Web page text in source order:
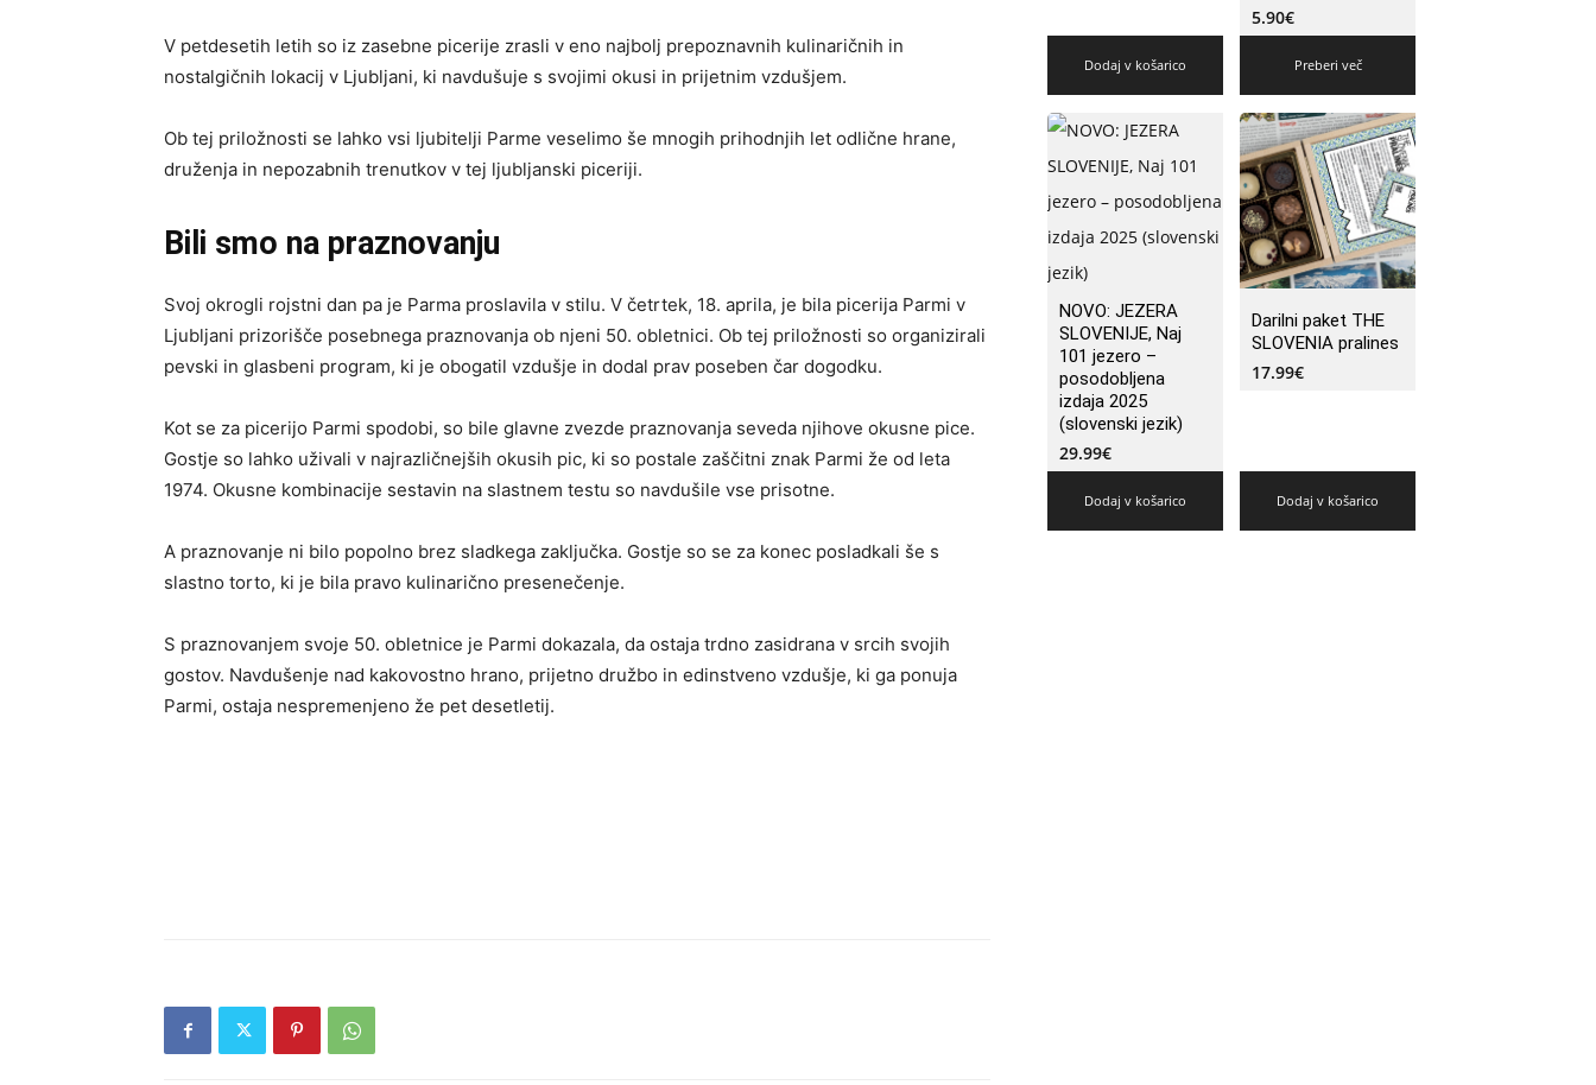
V petdesetih letih so iz zasebne picerije zrasli v eno najbolj prepoznavnih kulinaričnih in
nostalgičnih lokacij v Ljubljani, ki navdušuje s svojimi okusi in prijetnim vzdušjem.
Ob tej priložnosti se lahko vsi ljubitelji Parme veselimo še mnogih prihodnjih let odlične hrane,
druženja in nepozabnih trenutkov v tej ljubljanski piceriji.
Bili smo na praznovanju
Svoj okrogli rojstni dan pa je Parma proslavila v stilu. V četrtek, 18. aprila, je bila picerija Parmi v
Ljubljani prizorišče posebnega praznovanja ob njeni 50. obletnici. Ob tej priložnosti so organizirali
pevski in glasbeni program, ki je obogatil vzdušje in dodal prav poseben čar dogodku.
Kot se za picerijo Parmi spodobi, so bile glavne zvezde praznovanja seveda njihove okusne pice.
Gostje so lahko uživali v najrazličnejših okusih pic, ki so postale zaščitni znak Parmi že od leta
1974. Okusne kombinacije sestavin na slastnem testu so navdušile vse prisotne.
A praznovanje ni bilo popolno brez sladkega zaključka. Gostje so se za konec posladkali še s
slastno torto, ki je bila pravo kulinarično presenečenje.
S praznovanjem svoje 50. obletnice je Parmi dokazala, da ostaja trdno zasidrana v srcih svojih
gostov. Navdušenje nad kakovostno hrano, prijetno družbo in edinstveno vzdušje, ki ga ponuja
Parmi, ostaja nespremenjeno že pet desetletij.
Dodaj v košarico
5.90€
Preberi več
NOVO: JEZERA
SLOVENIJE, Naj
101 jezero –
posodobljena
izdaja 2025
(slovenski jezik)
29.99€
Dodaj v košarico
Darilni paket THE
SLOVENIA pralines
17.99€
Dodaj v košarico